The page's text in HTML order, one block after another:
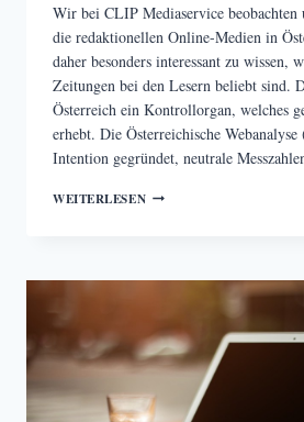
Wir bei CLIP Mediaservice beobachten
die redaktionellen Online-Medien in
daher besonders interessant zu wissen,
Zeitungen bei den Lesern beliebt sind.
Österreich ein Kontrollorgan, welches
erhebt. Die Österreichische
Intention gegründet, neutrale
WEITERLESENRANKING